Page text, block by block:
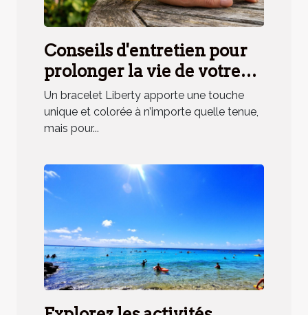
Conseils d'entretien pour
prolonger la vie de votre
bracelet Liberty
Un bracelet Liberty apporte une touche
unique et colorée à n’importe quelle tenue,
mais pour...